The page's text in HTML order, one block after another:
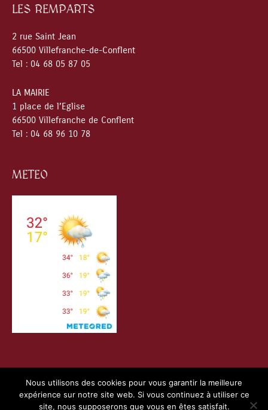
LES REMPARTS
2 rue Saint Jean
66500 Villefranche-de-Conflent
Tel : 04 68 05 87 05
LA MAIRIE
1 place de l’Eglise
66500 Villefranche de Conflent
Tel : 04 68 96 10 78
METEO
Copyright © 2026 Villefranche de Conflent | Création
Nous utilisons des cookies pour vous garantir la meilleure
expérience sur notre site web. Si vous continuez à utiliser ce
site, nous supposerons que vous en êtes satisfait.